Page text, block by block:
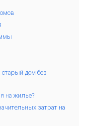
дом без
на жилье?
затрат на